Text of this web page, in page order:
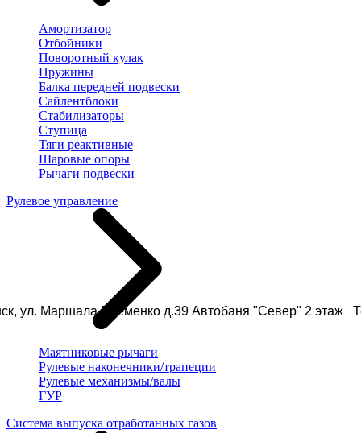
ул. Маршала Еременко д.39 Автобаня "Север" 2 этаж
Амортизатор
Отбойники
Поворотный кулак
Пружины
Балка передней подвески
Сайлентблоки
Стабилизаторы
Ступица
Тяги реактивные
Шаровые опоры
Рычаги подвески
Рулевое управление
Маятниковые рычаги
Рулевые наконечники/трапеции
Рулевые механизмы/валы
ГУР
Система выпуска отработанных газов